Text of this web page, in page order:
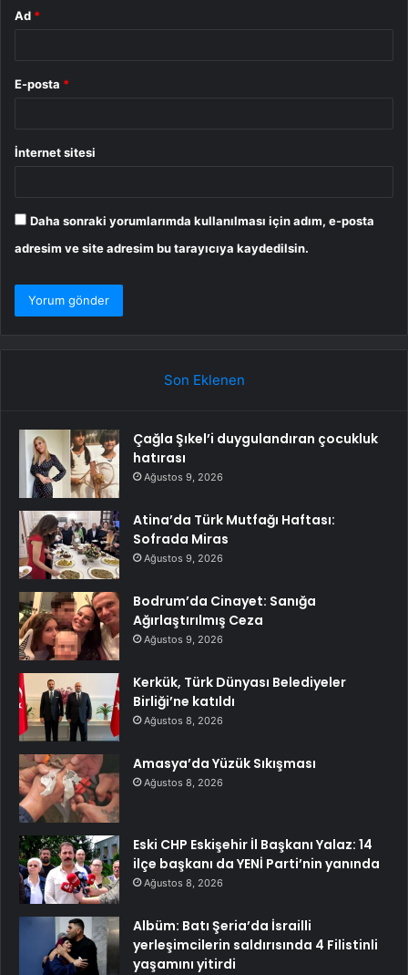
Ad *
E-posta *
İnternet sitesi
Daha sonraki yorumlarımda kullanılması için adım, e-posta
adresim ve site adresim bu tarayıcıya kaydedilsin.
Son Eklenen
Çağla Şıkel’i duygulandıran çocukluk
hatırası
Ağustos 9, 2026
Atina’da Türk Mutfağı Haftası:
Sofrada Miras
Ağustos 9, 2026
Bodrum’da Cinayet: Sanığa
Ağırlaştırılmış Ceza
Ağustos 9, 2026
Kerkük, Türk Dünyası Belediyeler
Birliği’ne katıldı
Ağustos 8, 2026
Amasya’da Yüzük Sıkışması
Ağustos 8, 2026
Eski CHP Eskişehir İl Başkanı Yalaz: 14
ilçe başkanı da YENİ Parti’nin yanında
Ağustos 8, 2026
Albüm: Batı Şeria’da İsrailli
yerleşimcilerin saldırısında 4 Filistinli
yaşamını yitirdi